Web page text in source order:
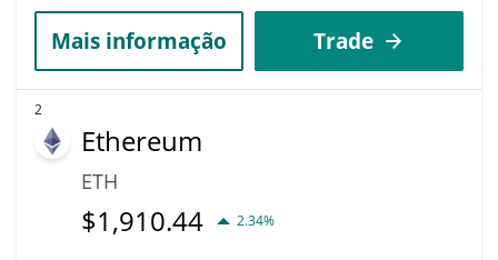
Mais informação Trade
2
Ethereum
ETH
$1,910.44 2.34%